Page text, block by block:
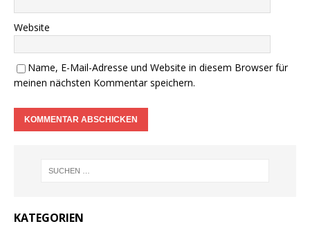
Website
Name, E-Mail-Adresse und Website in diesem Browser für
meinen nächsten Kommentar speichern.
KATEGORIEN